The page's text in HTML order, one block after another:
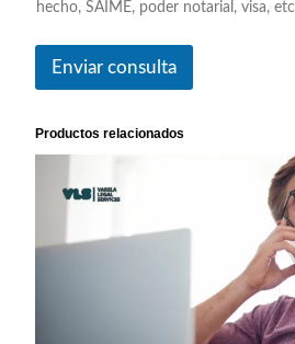
hecho, SAIME, poder notarial, visa, etc
Enviar consulta
Productos relacionados